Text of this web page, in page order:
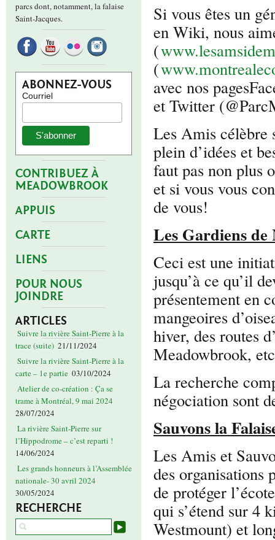
parcs dont, notamment, la falaise
Saint-Jacques.
ABONNEZ-VOUS
Courriel
CONTRIBUEZ À
MEADOWBROOK
APPUIS
CARTE
LIENS
POUR NOUS
JOINDRE
ARTICLES
Suivre la rivière Saint-Pierre à la
trace (suite) 21/11/2024
Suivre la rivière Saint-Pierre à la
carte – 1e partie 03/10/2024
Atelier de co-création : Ça se
trame à Montréal, 9 mai 2024
28/07/2024
La rivière Saint-Pierre sur
l’Hippodrome – c’est reparti !
14/06/2024
Les grands honneurs à l’Assemblée
nationale- 30 avril 2024
30/05/2024
RECHERCHE
Si vous êtes un
en Wiki, nous
(
(
avec nos
et Twitter
Les Amis célèbre
plein d’idées et
faut pas non plus
et si vous vous
de vous!
Les Gardiens
Ceci est une
jusqu’à ce qu’il
présentement en
mangeoires
hiver, des routes
Meadowbrook,
La recherche
négociation sont
Sauvons la
Les Amis et
des organisations
de protéger
qui s’étend sur 4
Westmount) et